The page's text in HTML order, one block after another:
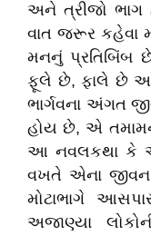
અને ત્રીજો
વાત જરૂર કહેવા
મનનું પ્રતિબિંબ
ફૂલે છે, ફાલે છે
ભાર્ગવના અંગત
હોય છે, એ
આ નવલકથા કે
વખતે એના જીવન
મોટાભાગે
અજાણ્યા